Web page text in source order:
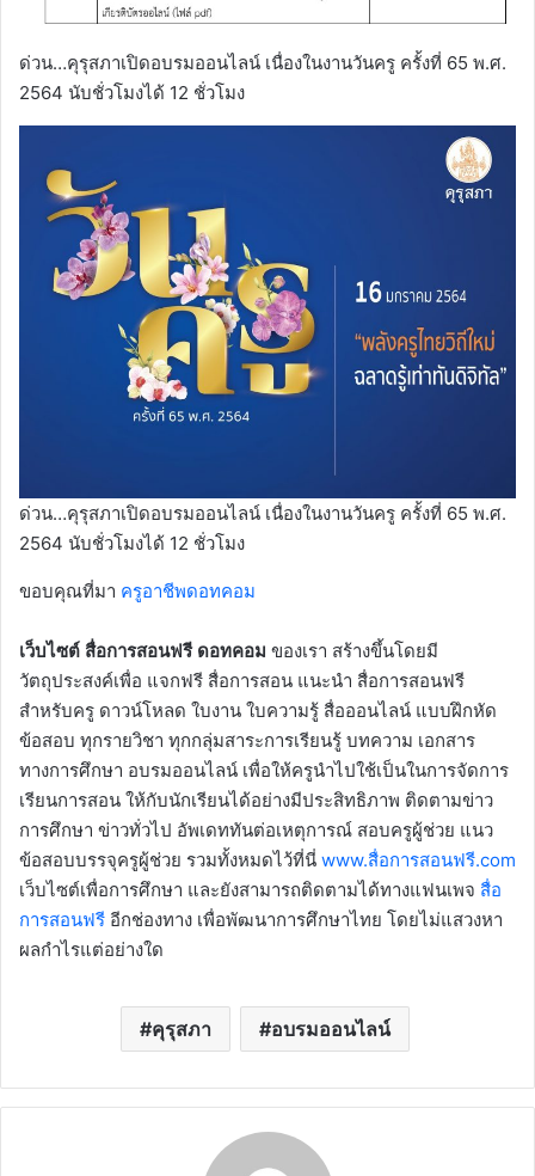
ด่วน…คุรุสภาเปิดอบรมออนไลน์ เนื่องในงานวันครู ครั้งที่ 65 พ.ศ.
2564 นับชั่วโมงได้ 12 ชั่วโมง
ด่วน…คุรุสภาเปิดอบรมออนไลน์ เนื่องในงานวันครู ครั้งที่ 65 พ.ศ.
2564 นับชั่วโมงได้ 12 ชั่วโมง
ขอบคุณที่มา ครูอาชีพดอทคอม
เว็บไซต์ สื่อการสอนฟรี ดอทคอม ของเรา สร้างขึ้นโดยมี
วัตถุประสงค์เพื่อ แจกฟรี สื่อการสอน แนะนำ สื่อการสอนฟรี
สำหรับครู ดาวน์โหลด ใบงาน ใบความรู้ สื่อออนไลน์ แบบฝึกหัด
ข้อสอบ ทุกรายวิชา ทุกกลุ่มสาระการเรียนรู้ บทความ เอกสาร
ทางการศึกษา อบรมออนไลน์ เพื่อให้ครูนำไปใช้เป็นในการจัดการ
เรียนการสอน ให้กับนักเรียนได้อย่างมีประสิทธิภาพ ติดตามข่าว
การศึกษา ข่าวทั่วไป อัพเดททันต่อเหตุการณ์ สอบครูผู้ช่วย แนว
ข้อสอบบรรจุครูผู้ช่วย รวมทั้งหมดไว้ที่นี่ www.สื่อการสอนฟรี.com
เว็บไซต์เพื่อการศึกษา และยังสามารถติดตามได้ทางแฟนเพจ สื่อ
การสอนฟรี อีกช่องทาง เพื่อพัฒนาการศึกษาไทย โดยไม่แสวงหา
ผลกำไรแต่อย่างใด
คุรุสภา อบรมออนไลน์